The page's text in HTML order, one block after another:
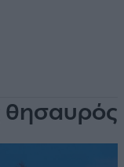
θησαυρός